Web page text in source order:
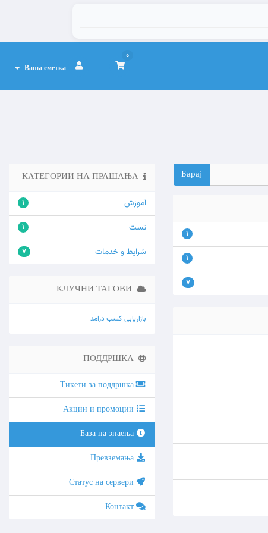
0
Ваша сметка
1 آموزش
1 تست
7 شرایط و خدمات
1
1
7
بازاریابی کسب درامد
Тикети за поддршка
База на знаења
Превземања
Контакт